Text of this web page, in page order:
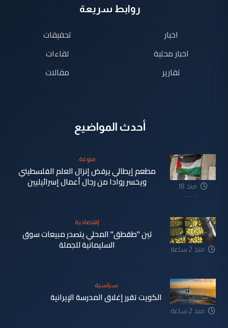
روابط سريعة
اخبار
اخبار محلية
تقارير
تحقيقات
لقاءات
مقالات
أحدث المواضيع
منذ 18
دقيقة
منوعة
مطعم إيطالي يرفض إنزال العلم الفلسطيني
ويخسر روادا من رجال أعمال إسرائيليين
منذ 2 ساعة
إقتصادية
تين "طقطق" المحلي يتصدر مبيعات سوق
السليمانية للجملة
منذ 2 ساعة
سياسية
الكويت تقرر إغلاق المدرسة الإيرانية